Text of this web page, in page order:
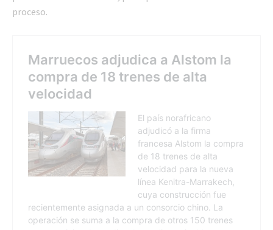
proceso.